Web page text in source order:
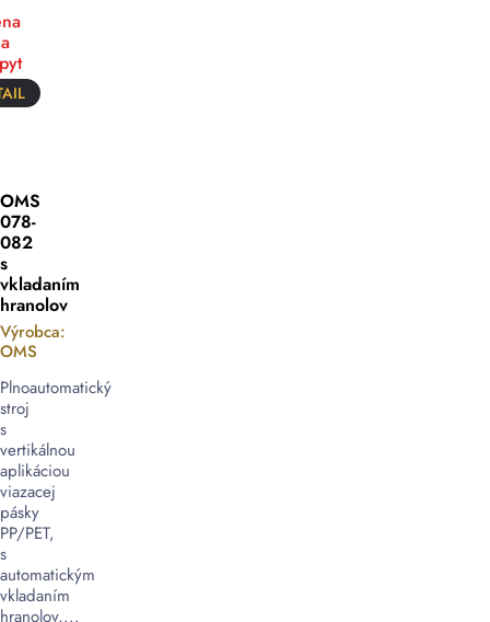
OMS
078-
082
s
vkladaním
hranolov
Výrobca:
OMS
Plnoautomatický
stroj
s
vertikálnou
aplikáciou
viazacej
pásky
PP/PET,
s
automatickým
vkladaním
hranolov,...